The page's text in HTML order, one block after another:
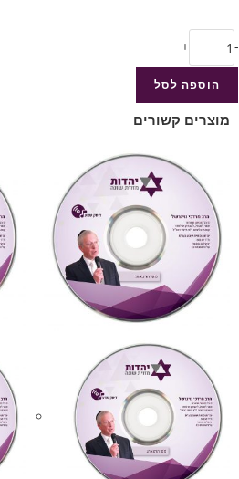
-
+
הוספה לסל
מוצרים קשורים